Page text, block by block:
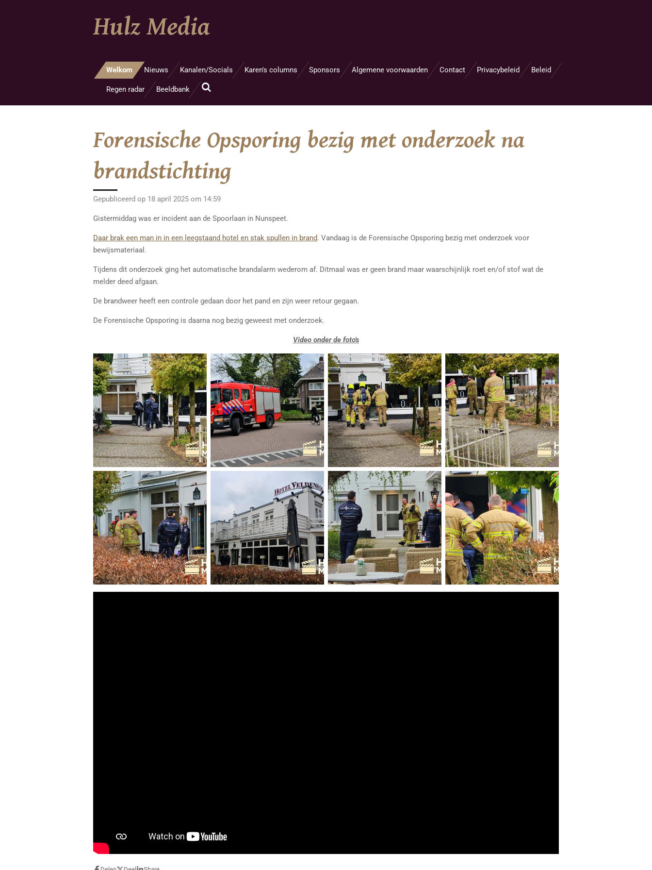
Hulz Media
Welkom Nieuws Kanalen/Socials Karen's columns Sponsors Algemene voorwaarden Contact Privacybeleid Beleid
Regen radar Beeldbank
Forensische Opsporing bezig met onderzoek na
brandstichting
Gepubliceerd op 18 april 2025 om 14:59
Gistermiddag was er incident aan de Spoorlaan in Nunspeet.
Daar brak een man in in een leegstaand hotel en stak spullen in brand. Vandaag is de Forensische Opsporing bezig met onderzoek voor
bewijsmateriaal.
Tijdens dit onderzoek ging het automatische brandalarm wederom af. Ditmaal was er geen brand maar waarschijnlijk roet en/of stof wat de
melder deed afgaan.
De brandweer heeft een controle gedaan door het pand en zijn weer retour gegaan.
De Forensische Opsporing is daarna nog bezig geweest met onderzoek.
Video onder de foto's